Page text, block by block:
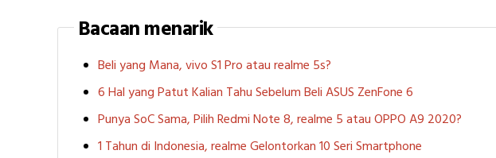
Bacaan menarik
Beli yang Mana, vivo S1 Pro atau realme 5s?
6 Hal yang Patut Kalian Tahu Sebelum Beli ASUS ZenFone 6
Punya SoC Sama, Pilih Redmi Note 8, realme 5 atau OPPO A9 2020?
1 Tahun di Indonesia, realme Gelontorkan 10 Seri Smartphone